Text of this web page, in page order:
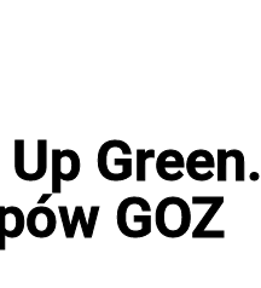
GOZ